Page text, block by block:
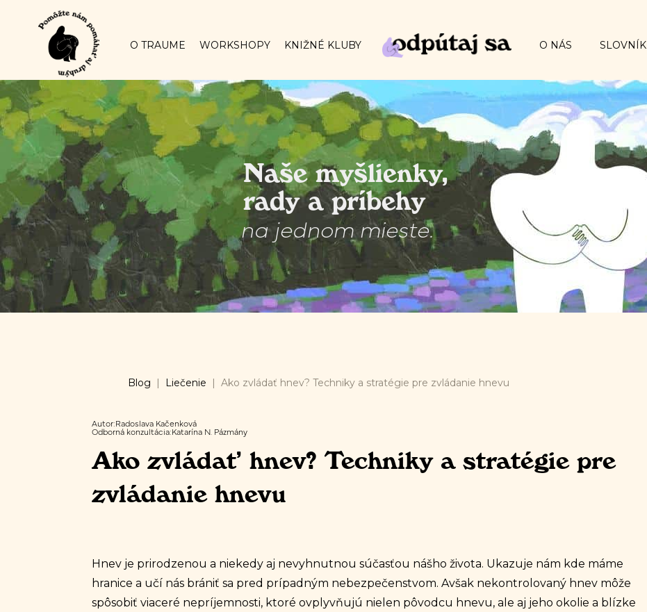
O TRAUME WORKSHOPY KNIŽNÉ KLUBY O NÁS SLOVNÍK
Naše myšlienky,
rady a príbehy
na jednom mieste.
Blog | Liečenie | Ako zvládať hnev? Techniky a stratégie pre zvládanie hnevu
Autor:Radoslava Kačenková
Odborná konzultácia:Katarína N. Pázmány
Ako zvládať hnev? Techniky a stratégie pre
zvládanie hnevu
Hnev je prirodzenou a niekedy aj nevyhnutnou súčasťou nášho života. Ukazuje nám kde máme
hranice a učí nás brániť sa pred prípadným nebezpečenstvom. Avšak nekontrolovaný hnev môže
spôsobiť viaceré nepríjemnosti, ktoré ovplyvňujú nielen pôvodcu hnevu, ale aj jeho okolie a blízke